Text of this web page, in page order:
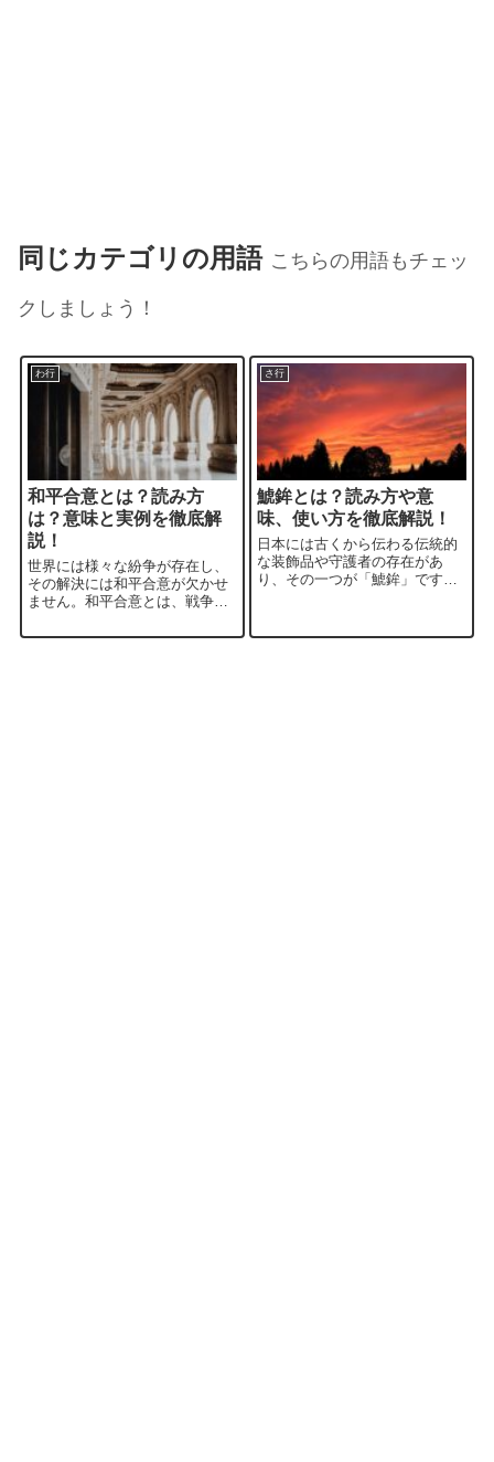
同じカテゴリの用語 こちらの用語もチェッ
クしましょう！
わ行
和平合意とは？読み方
は？意味と実例を徹底解
説！
世界には様々な紛争が存在し、
その解決には和平合意が欠かせ
ません。和平合意とは、戦争や
書のことで、紛争の終結と平和
さ行
鯱鉾とは？読み方や意
味、使い方を徹底解説！
日本には古くから伝わる伝統的
な装飾品や守護者の存在があ
り、その一つが「鯱鉾」です。
体を持つ独特の姿形が特徴的な